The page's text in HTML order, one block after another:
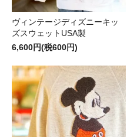
ヴィンテージディズニーキッ
ズスウェットUSA製
6,600円(税600円)